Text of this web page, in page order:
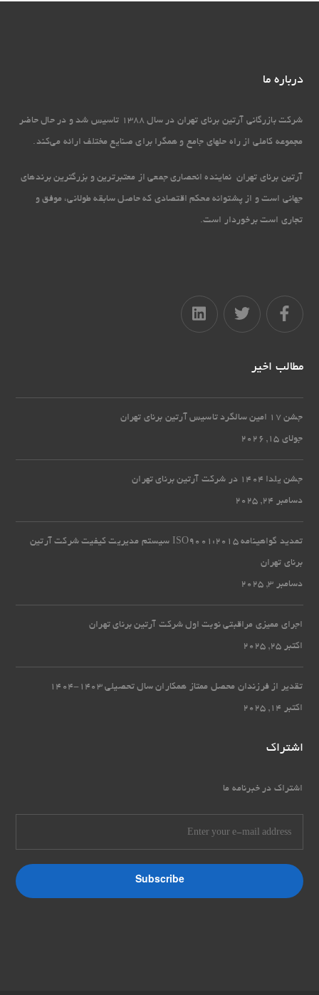
درباره ما
شرکت بازرگانی آرتین برنای تهران در سال 1388 تاسیس شد و در حال حاضر
مجموعه کاملی از راه حل‏های جامع و همگرا برای صنایع مختلف ارائه می‏‌کند.
آرتین برنای تهران نماینده انحصاری جمعی از معتبرترین و بزرگترین برندهای
جهانی است و از پشتوانه محکم اقتصادی که حاصل سابقه طولانی، موفق و
تجاری است برخوردار است.
مطالب اخیر
جشن 17 امین سالگرد تاسیس آرتین برنای تهران
جولای 15, 2026
جشن یلدا 1404 در شرکت آرتین برنای تهران
دسامبر 24, 2025
تمدید گواهینامه ISO9001:2015 سیستم مدیریت کیفیت شرکت آرتین
برنای تهران
دسامبر 3, 2025
اجرای ممیزی مراقبتی نوبت اول شرکت آرتین برنای تهران
اکتبر 25, 2025
تقدیر از فرزندان محصل ممتاز همکاران سال تحصیلی 1403-1404
اکتبر 14, 2025
اشتراک
اشتراک در خبرنامه ما